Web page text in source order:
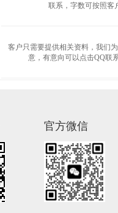
联系，字数可按照客
客户只需要提供相关资料，我们
意，有意向可以点击QQ联
官方微信